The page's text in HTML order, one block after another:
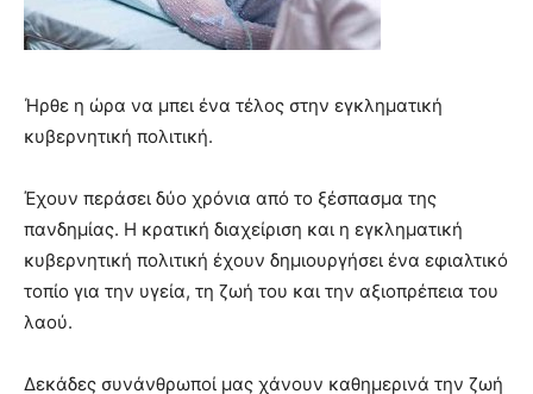
pain.
pornhun
pornΉρθε η ώρα να μπει ένα τέλος στην εγκληματική
κυβερνητική πολιτική.
Έχουν περάσει δύο χρόνια από το ξέσπασμα της
πανδημίας. Η κρατική διαχείριση και η εγκληματική
κυβερνητική πολιτική έχουν δημιουργήσει ένα εφιαλτικό
τοπίο για την υγεία, τη ζωή του και την αξιοπρέπεια του
λαού.
Δεκάδες συνάνθρωποί μας χάνουν καθημερινά την ζωή